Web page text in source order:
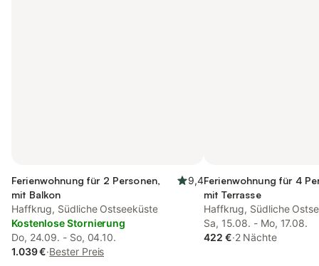
Ferienwohnung für 2 Personen,
mit Balkon
9,4
Haffkrug, Südliche Ostseeküste
Kostenlose Stornierung
Do, 24.09. - So, 04.10.
1.039 €·Bester Preis
Ferienwohnung für 4
mit Terrasse
Haffkrug, Südliche
Sa, 15.08. - Mo, 17.08.
422 €·2 Nächte